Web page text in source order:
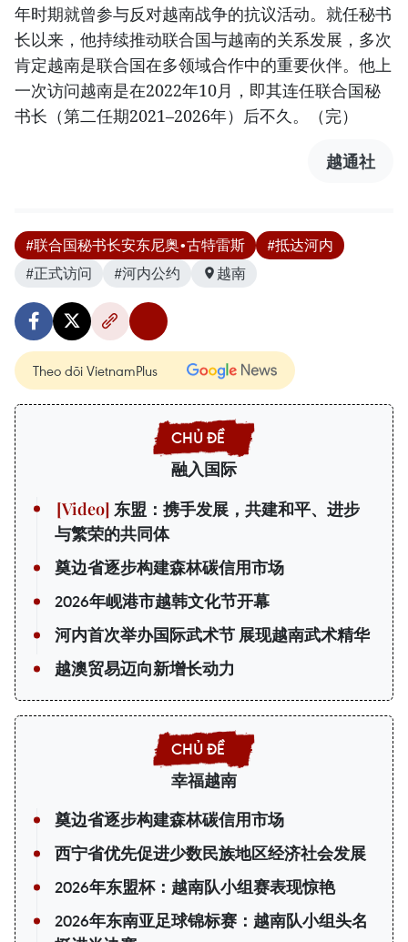
年时期就曾参与反对越南战争的抗议活动。就任秘书
长以来，他持续推动联合国与越南的关系发展，多次
肯定越南是联合国在多领域合作中的重要伙伴。他上
一次访问越南是在2022年10月，即其连任联合国秘
书长（第二任期2021–2026年）后不久。（完）
越通社
#联合国秘书长安东尼奥•古特雷斯
#抵达河内
#正式访问
#河内公约 越南
Theo dõi VietnamPlus
融入国际
东盟：携手发展，共建和平、进步
与繁荣的共同体
奠边省逐步构建森林碳信用市场
2026年岘港市越韩文化节开幕
河内首次举办国际武术节 展现越南武术精华
越澳贸易迈向新增长动力
幸福越南
奠边省逐步构建森林碳信用市场
西宁省优先促进少数民族地区经济社会发展
2026年东盟杯：越南队小组赛表现惊艳
2026年东南亚足球锦标赛：越南队小组头名